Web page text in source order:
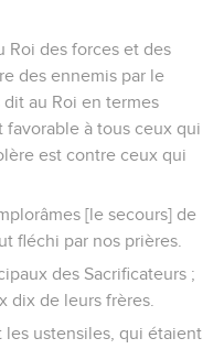
Roi des forces et des
des ennemis par le
au Roi en termes
favorable à tous ceux qui
est contre ceux qui
[le secours] de
fléchi par nos prières.
des Sacrificateurs ;
dix de leurs frères.
les ustensiles, qui étaient